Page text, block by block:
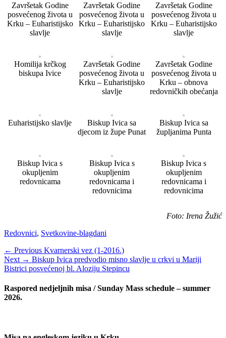
Završetak Godine
posvećenog života u
Krku – Euharistijsko
slavlje
Završetak Godine
posvećenog života u
Krku – Euharistijsko
slavlje
Završetak Godine
posvećenog života u
Krku – Euharistijsko
slavlje
Homilija krčkog
biskupa Ivice
Završetak Godine
posvećenog života u
Krku – Euharistijsko
slavlje
Završetak Godine
posvećenog života u
Krku – obnova
redovničkih obećanja
Euharistijsko slavlje
Biskup Ivica sa
djecom iz župe Punat
Biskup Ivica sa
župljanima Punta
Biskup Ivica s
okupljenim
redovnicama
Biskup Ivica s
okupljenim
redovnicama i
redovnicima
Biskup Ivica s
okupljenim
redovnicama i
redovnicima
Foto: Irena Žužić
Categories
Redovnici, Svetkovine-blagdani
Navigacija
objava
← Previous Previous
post:
Kvarnerski vez (1-2016.)
Next → Next
post:
Biskup Ivica predvodio misno slavlje u crkvi u Mariji
Bistrici posvećenoj bl. Aloziju Stepincu
Raspored nedjeljnih misa / Sunday Mass schedule – summer
2026.